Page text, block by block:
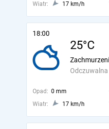
Wiatr:
17 km/h
18:00
25°C
Odczuwalna
Opad: 0 mm
Wiatr:
17 km/h